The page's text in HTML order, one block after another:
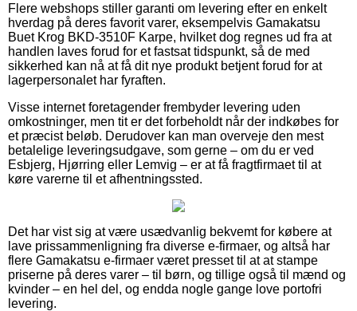
Flere webshops stiller garanti om levering efter en enkelt
hverdag på deres favorit varer, eksempelvis Gamakatsu
Buet Krog BKD-3510F Karpe, hvilket dog regnes ud fra at
handlen laves forud for et fastsat tidspunkt, så de med
sikkerhed kan nå at få dit nye produkt betjent forud for at
lagerpersonalet har fyraften.
Visse internet foretagender frembyder levering uden
omkostninger, men tit er det forbeholdt når der indkøbes for
et præcist beløb. Derudover kan man overveje den mest
betalelige leveringsudgave, som gerne – om du er ved
Esbjerg, Hjørring eller Lemvig – er at få fragtfirmaet til at
køre varerne til et afhentningssted.
Det har vist sig at være usædvanlig bekvemt for købere at
lave prissammenligning fra diverse e-firmaer, og altså har
flere Gamakatsu e-firmaer været presset til at at stampe
priserne på deres varer – til børn, og tillige også til mænd og
kvinder – en hel del, og endda nogle gange love portofri
levering.